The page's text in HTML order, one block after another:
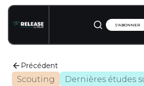
S'ABONNER
Précédent
Scouting Dernières études